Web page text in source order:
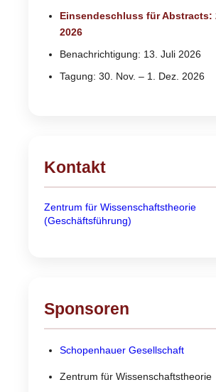
Einsendeschluss für Abstracts:
2026
Benachrichtigung: 13. Juli 2026
Tagung: 30. Nov. – 1. Dez. 2026
Kontakt
Zentrum für Wissenschaftstheorie
(Geschäftsführung)
Sponsoren
Schopenhauer Gesellschaft
Zentrum für Wissenschaftstheorie